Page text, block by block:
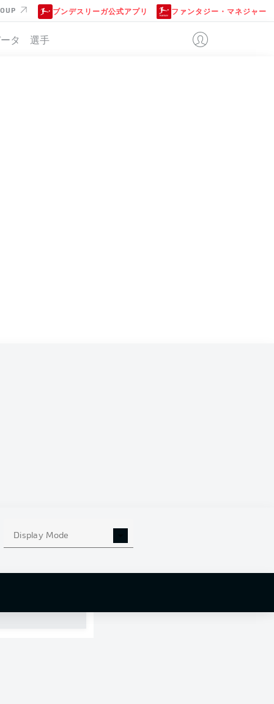
ブンデスリーガ公式アプリ ファンタジー・マネジャー
タ 選手
Display Mode